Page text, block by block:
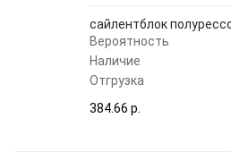
сайлентблок
Вероятность
Наличие
Отгрузка
384.66 p.